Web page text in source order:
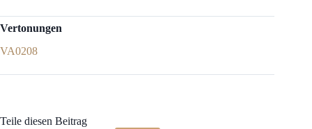
Vertonungen
VA0208
Teile diesen Beitrag